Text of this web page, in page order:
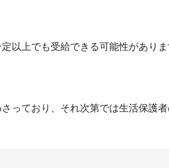
以上でも受給できる可能性がありま
っており、それ次第では生活保護